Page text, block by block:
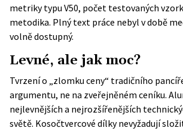
metriky typu V50, počet testovaných
metodika. Plný text práce nebyl v době
volně dostupný.
Levné, ale jak moc?
Tvrzení o „zlomku ceny“ tradičního
argumentu, ne na zveřejněném ceníku.
nejlevnějších a nejrozšířenějších
světě. Kosočtvercové dílky nevyžadují